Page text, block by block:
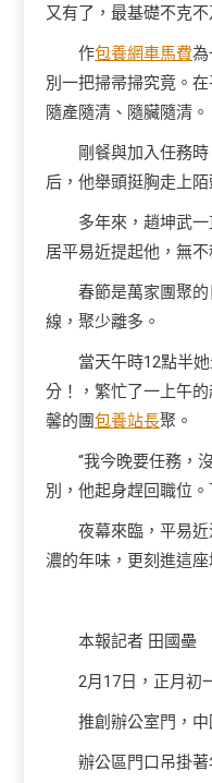
又有了，最基礎不克
作包養網車馬費為
別一把掃帚掃究竟。
隨產隨清、隨臟隨清。
剛餐與加入任務
后，他舉頭挺胸走上陌
多年來，趙坤武
居平易近提起他，無不
春節是萬家團聚
線，聚少離多。
當天午時12點半
分！，繁忙了一上午
馨的團包養站長聚。
“我今晚要任務，
別，他起身趕回職位
夜幕來臨，平易
濃的年味，更刻進這座
本報記者 田國壘
2月17日，正月初
推創辦公室門，
辦公區門口吊掛